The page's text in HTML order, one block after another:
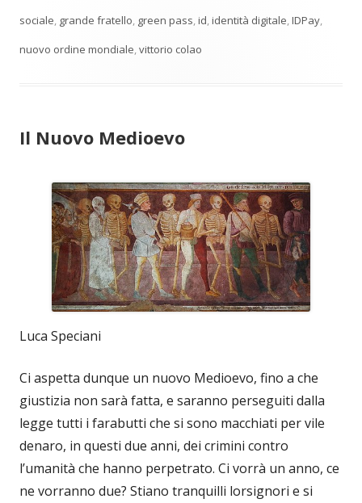
sociale, grande fratello, green pass,id,identità digitale,IDPay,
nuovo ordine mondiale,vittorio colao
Il Nuovo Medioevo
Luca Speciani
Ci aspetta dunque un nuovo Medioevo, fino a che
giustizia non sarà fatta, e saranno perseguiti dalla
legge tutti i farabutti che si sono macchiati per vile
denaro, in questi due anni, dei crimini contro
l’umanità che hanno perpetrato. Ci vorrà un anno, ce
ne vorranno due? Stiano tranquilli lorsignori e si